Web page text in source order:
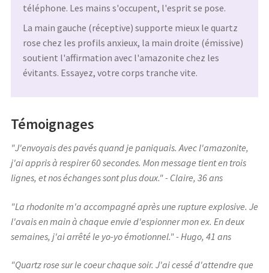
téléphone. Les mains s'occupent, l'esprit se pose.
La main gauche (réceptive) supporte mieux le quartz
rose chez les profils anxieux, la main droite (émissive)
soutient l'affirmation avec l'amazonite chez les
évitants. Essayez, votre corps tranche vite.
Témoignages
"J'envoyais des pavés quand je paniquais. Avec l'amazonite,
j'ai appris à respirer 60 secondes. Mon message tient en trois
lignes, et nos échanges sont plus doux." - Claire, 36 ans
"La rhodonite m'a accompagné après une rupture explosive. Je
l'avais en main à chaque envie d'espionner mon ex. En deux
semaines, j'ai arrêté le yo-yo émotionnel." - Hugo, 41 ans
"Quartz rose sur le coeur chaque soir. J'ai cessé d'attendre que